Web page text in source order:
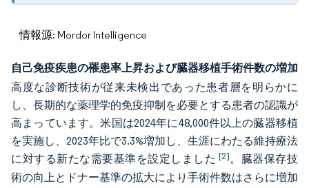
情報源: Mordor Intelligence
自己免疫疾患の罹患率上昇および臓器移植手術件数の増加
高度な診断技術が従来未検出であった患者層を明らかに
し、長期的な薬理学的免疫抑制を必要とする患者の認識が
高まっています。米国は2024年に48,000件以上の臓器移植
を実施し、2023年比で3.3%増加し、生涯にわたる維持療法
に対する新たな需要基準を設定しました [2]。臓器保存技
術の向上とドナー基準の拡大により手術件数はさらに増加